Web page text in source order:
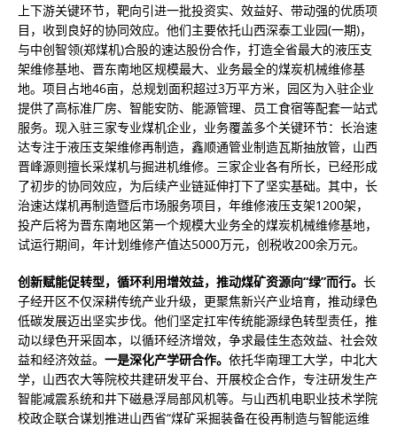
上下游关键环节，靶向引进一批投资实、效益好、带动强的优质项
目，收到良好的协同效应。他们主要依托山西深泰工业园(一期)，
与中创智领(郑煤机)合股的速达股份合作，打造全省最大的液压支
架维修基地、晋东南地区规模最大、业务最全的煤炭机械维修基
地。项目占地46亩，总规划面积超过3万平方米，园区为入驻企业
提供了高标准厂房、智能安防、能源管理、员工食宿等配套一站式
服务。现入驻三家专业煤机企业，业务覆盖多个关键环节：长治速
达专注于液压支架维修再制造，鑫顺通管业制造瓦斯抽放管，山西
晋峰源则擅长采煤机与掘进机维修。三家企业各有所长，已经形成
了初步的协同效应，为后续产业链延伸打下了坚实基础。其中，长
治速达煤机再制造暨后市场服务项目，年维修液压支架1200架，
投产后将为晋东南地区第一个规模大业务全的煤炭机械维修基地，
试运行期间，年计划维修产值达5000万元，创税收200余万元。
创新赋能促转型，循环利用增效益，推动煤矿资源向“绿”而行。 长
子经开区不仅深耕传统产业升级，更聚焦新兴产业培育，推动绿色
低碳发展迈出坚实步伐。他们坚定扛牢传统能源绿色转型责任，推
动以绿色开采固本，以循环经济增效，争求最佳生态效益、社会效
益和经济效益。 一是深化产学研合作。 依托华南理工大学，中北大
学，山西农大等院校共建研发平台、开展校企合作，专注研发生产
智能减震系统和井下磁悬浮局部风机等。与山西机电职业技术学院
校政企联合谋划推进山西省“煤矿采掘装备在役再制造与智能运维